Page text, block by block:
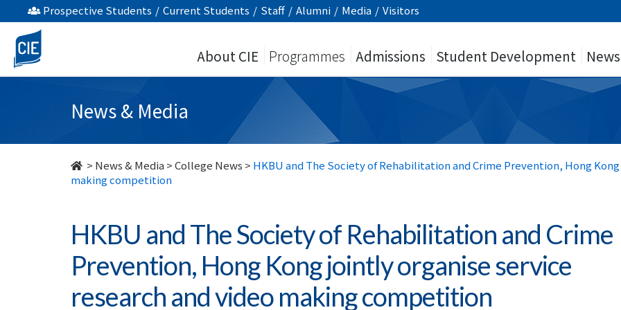
HKBU
and
The
Society
Rehabilitation
Prevention,
Prospective Students / Current Students / Staff / Alumni / Media / Visitors
About CIE Programmes Admissions Student Development
News & Media
> News & Media >College News > HKBU and The Society of Rehabilitation and Crime Prevention, Hong
making competition
HKBU and The Society of Rehabilitation and Crime
Prevention, Hong Kong jointly organise service
research and video making competition